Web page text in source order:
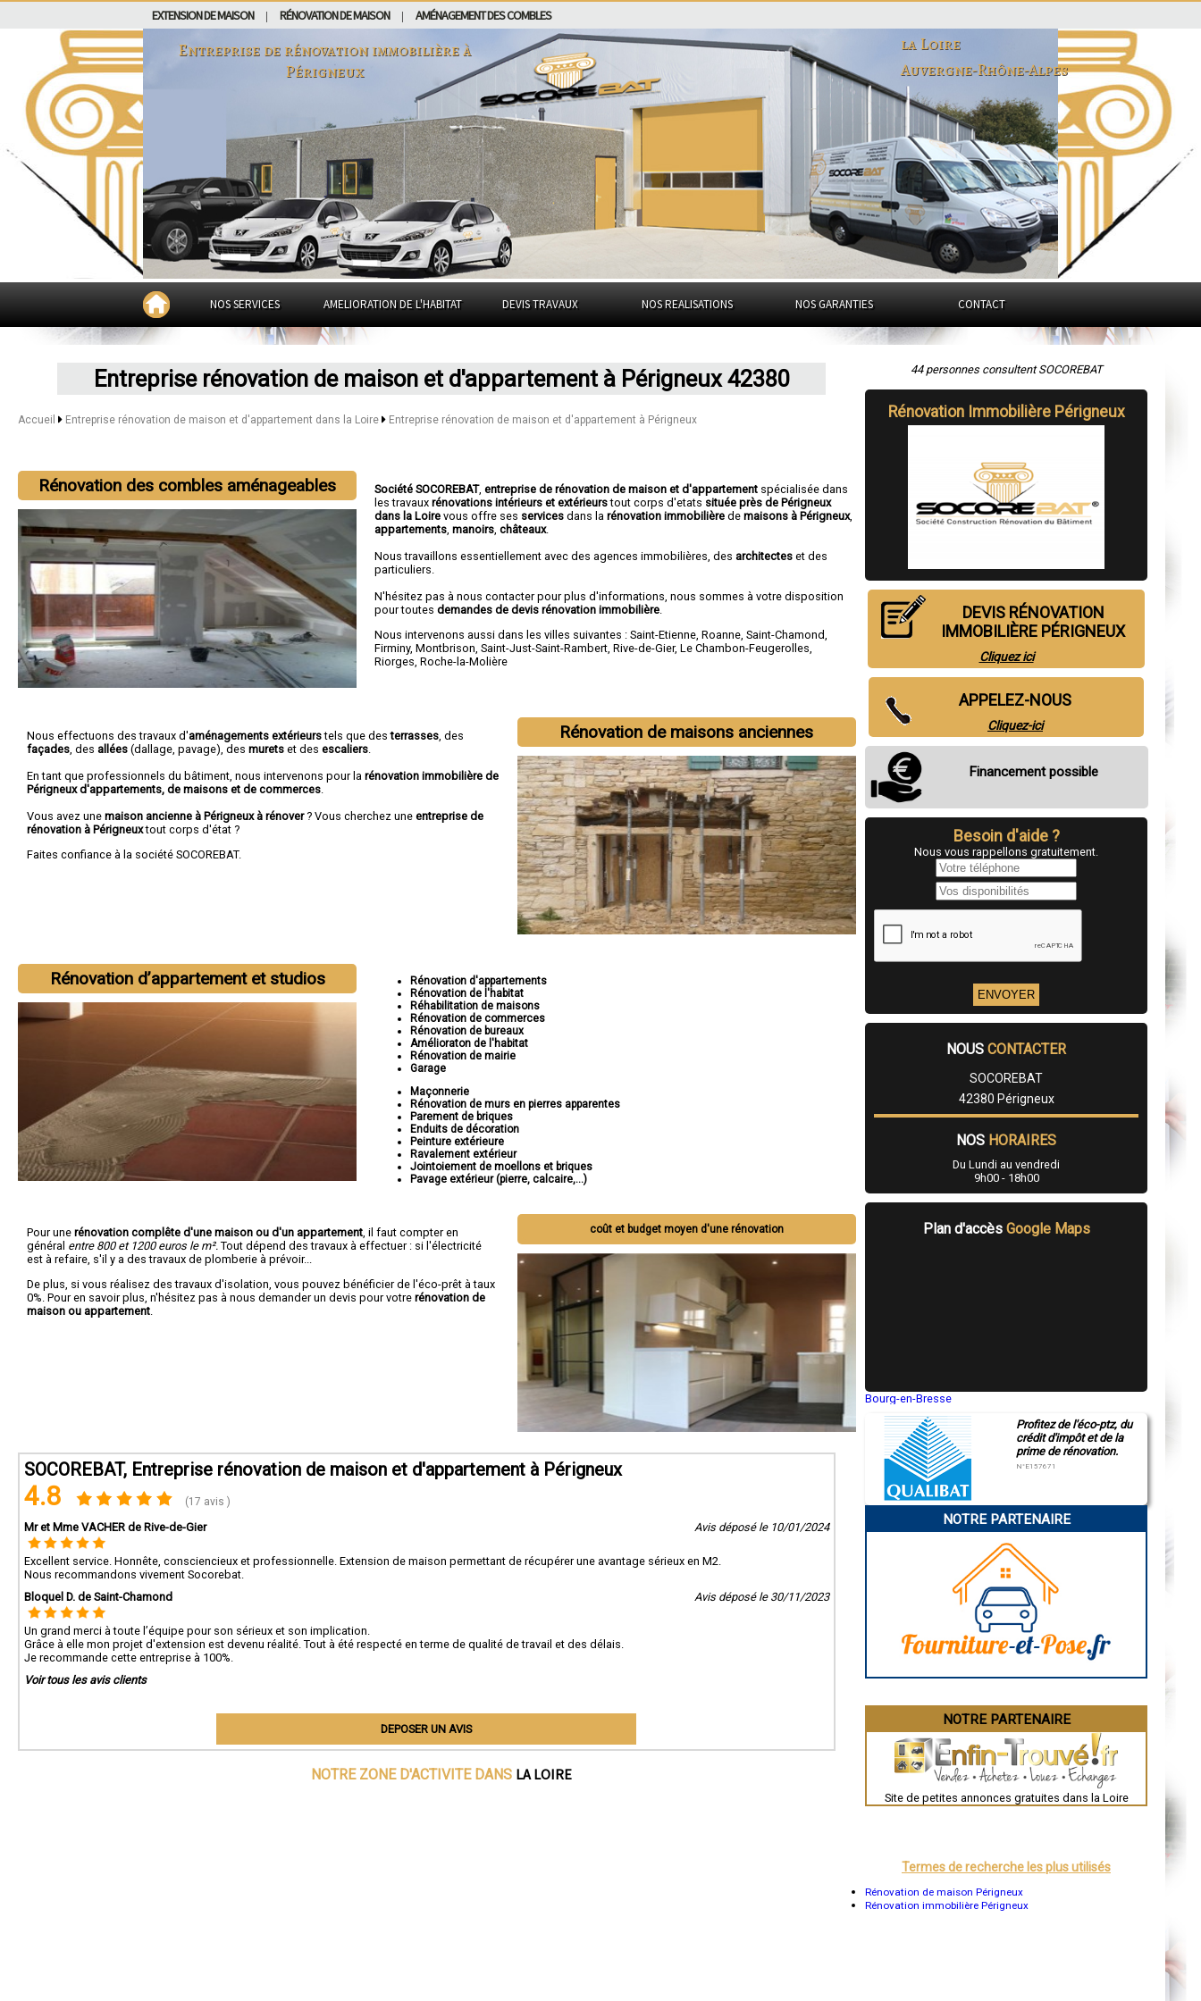
EXTENSION DE MAISON RÉNOVATION DE MAISON AMÉNAGEMENT DES COMBLES
Entreprise de rénovation immobilière à
Périgneux
la Loire
Auvergne-Rhône-Alpes
NOS SERVICES AMELIORATION DE L'HABITAT DEVIS TRAVAUX NOS REALISATIONS NOS GARANTIES CONTACT
Entreprise rénovation de maison et d'appartement à Périgneux 42380
Accueil Entreprise rénovation de maison et d'appartement dans la Loire Entreprise rénovation de maison et d'appartement à Périgneux
Rénovation des combles aménageables Société SOCOREBAT,entreprise de rénovation de maison et d'appartement spécialisée dans
les travauxrénovations intérieurs et extérieurstout corps d'etats située près de Périgneux
dans la Loirevous offre ses services dans larénovation immobilière demaisons à Périgneux,
appartements ,manoirs ,châteaux.
Nous travaillons essentiellement avec des agences immobilières, des architectes et des
particuliers.
N'hésitez pas à nous contacter pour plus d'informations, nous sommes à votre disposition
pour toutesdemandes de devis rénovation immobilière
Nous intervenons aussi dans les villes suivantes :Saint-Etienne ,Roanne ,Saint-Chamond
Firminy,Montbrison ,Saint-Just-Saint-Rambert ,Rive-de-Gier,Le Chambon-Feugerolles
Riorges ,Roche-la-Molière
Rénovation de maisons anciennes
Nous effectuons des travaux d'aménagements extérieurstels que desterrasses , des
façades , des allées (dallage, pavage), des murets et des escaliers
En tant que professionnels du bâtiment, nous intervenons pour la rénovation immobilière de
Périgneux d'appartements, de maisons et de commerces
Vous avez une maison ancienne à Périgneux à rénover? Vous cherchez une entreprise de
rénovation à Périgneuxtout corps d'état ?
Faites confiance à la société SOCOREBAT.
Rénovation d’appartement et studios
Rénovation d'appartements
Rénovation de l'habitat
Réhabilitation de maisons
Rénovation de commerces
Rénovation de bureaux
Amélioraton de l'habitat
Rénovation de mairie
Garage
Maçonnerie
Rénovation de murs en pierres apparentes
Parement de briques
Enduits de décoration
Peinture extérieure
Ravalement extérieur
Jointoiement de moellons et briques
Pavage extérieur (pierre, calcaire,...)
coût et budget moyen d'une rénovation
Pour une rénovation complête d'une maison ou d'un appartement , il faut compter en
général entre 800 et 1200 euros le m². Tout dépend des travaux à effectuer : si l'électricité
est à refaire, s'il y a des travaux de plomberie à prévoir...
De plus, si vous réalisez des travaux d'isolation, vous pouvez bénéficier de l'éco-prêt à taux
0%. Pour en savoir plus, n'hésitez pas à nous demander un devis pour votre rénovation de
maison ou appartement
SOCOREBAT, Entreprise rénovation de maison et d'appartement à Périgneux
4.8 (17 avis )
Mr et Mme VACHER de Rive-de-Gier Avis déposé le 10/01/2024
Excellent service. Honnête, consciencieux et professionnelle. Extension de maison permettant de récupérer une avantage sérieux en M2.
Nous recommandons vivement Socorebat.
Bloquel D. de Saint-Chamond
Avis déposé le 30/11/2023
Un grand merci à toute l’équipe pour son sérieux et son implication.
Grâce à elle mon projet d'extension est devenu réalité. Tout à été respecté en terme de qualité de travail et des délais.
Je recommande cette entreprise à 100%.
Voir tous les avis clients
DEPOSER UN AVIS
NOTRE ZONE D'ACTIVITE DANS LA LOIRE
44 personnes consultent SOCOREBAT
Rénovation Immobilière Périgneux
DEVIS RÉNOVATION
IMMOBILIÈRE PÉRIGNEUX
Cliquez ici
APPELEZ-NOUS
Cliquez-ici
Financement possible
Besoin d'aide ?
Nous vous rappellons gratuitement.
NOUS CONTACTER
SOCOREBAT
42380 Périgneux
NOS HORAIRES
Du Lundi au vendredi
9h00 - 18h00
Plan d'accès Google Maps
Bourg-en-Bresse
Montluçon
Manosque
Gap
Charleville-Mézières
Pamiers
Narbonne
Brive-la-Gaillarde
Guéret
Besançon
Évreux
Chartres
Nîmes
Auch
Dole
Mont-de-Marsan
Profitez de l'éco-ptz, du
crédit d'impôt et de la
prime de rénovation.
N°E157671
NOTRE PARTENAIRE
NOTRE PARTENAIRE
Site de petites annonces gratuites dans la Loire
Termes de recherche les plus utilisés
Rénovation de maison Périgneux
Rénovation immobilière Périgneux